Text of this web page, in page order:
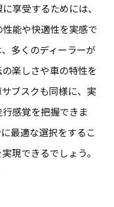
享受するためには、
能や快適性を実感で
多くのディーラーが
楽しさや車の特性を
ブスクも同様に、実
感覚を把握できま
最適な選択をするこ
現できるでしょう。